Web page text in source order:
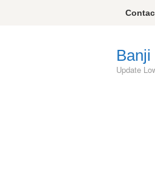
Banji
Update